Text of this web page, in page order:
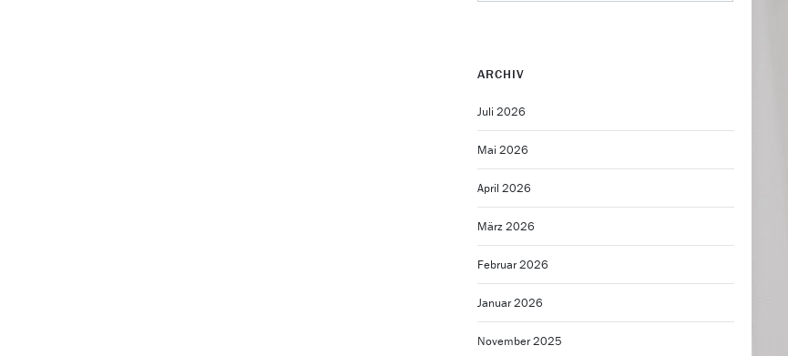
ARCHIV
Juli 2026
Mai 2026
April 2026
März 2026
Februar 2026
Januar 2026
November 2025